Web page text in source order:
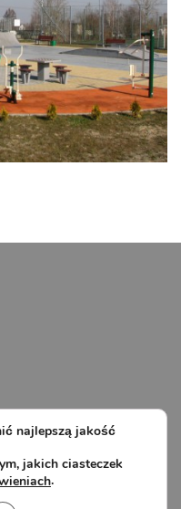
najlepszą jakość
jakich ciasteczek
.